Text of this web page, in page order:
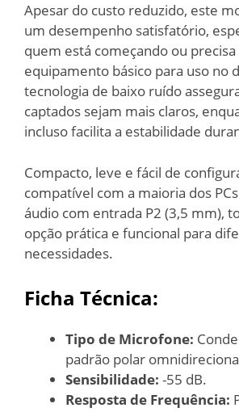
Apesar do custo reduzido, este
um desempenho satisfatório,
quem está começando ou
equipamento básico para uso no
tecnologia de baixo ruído
captados sejam mais claros,
incluso facilita a estabilidade
Compacto, leve e fácil de
compatível com a maioria dos
áudio com entrada P2 (3,5 mm),
opção prática e funcional para
necessidades.
Ficha Técnica:
Tipo de Microfone:
padrão polar
Sensibilidade: -55 dB.
Resposta de Frequência: